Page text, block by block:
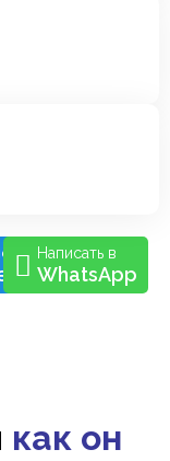
вНаписать в
WhatsApp
как он